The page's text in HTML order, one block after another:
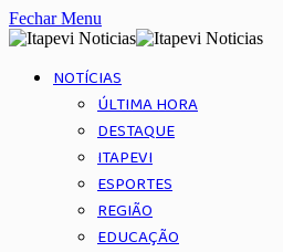
Fechar Menu
NOTÍCIAS
ÚLTIMA HORA
DESTAQUE
ITAPEVI
ESPORTES
REGIÃO
EDUCAÇÃO